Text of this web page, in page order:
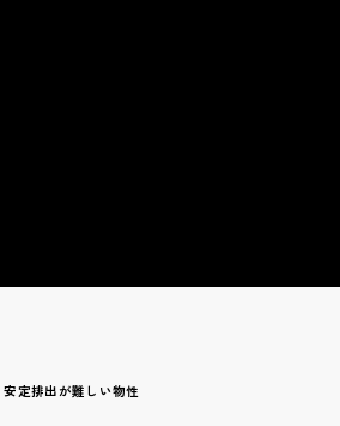
定排出が難しい物性